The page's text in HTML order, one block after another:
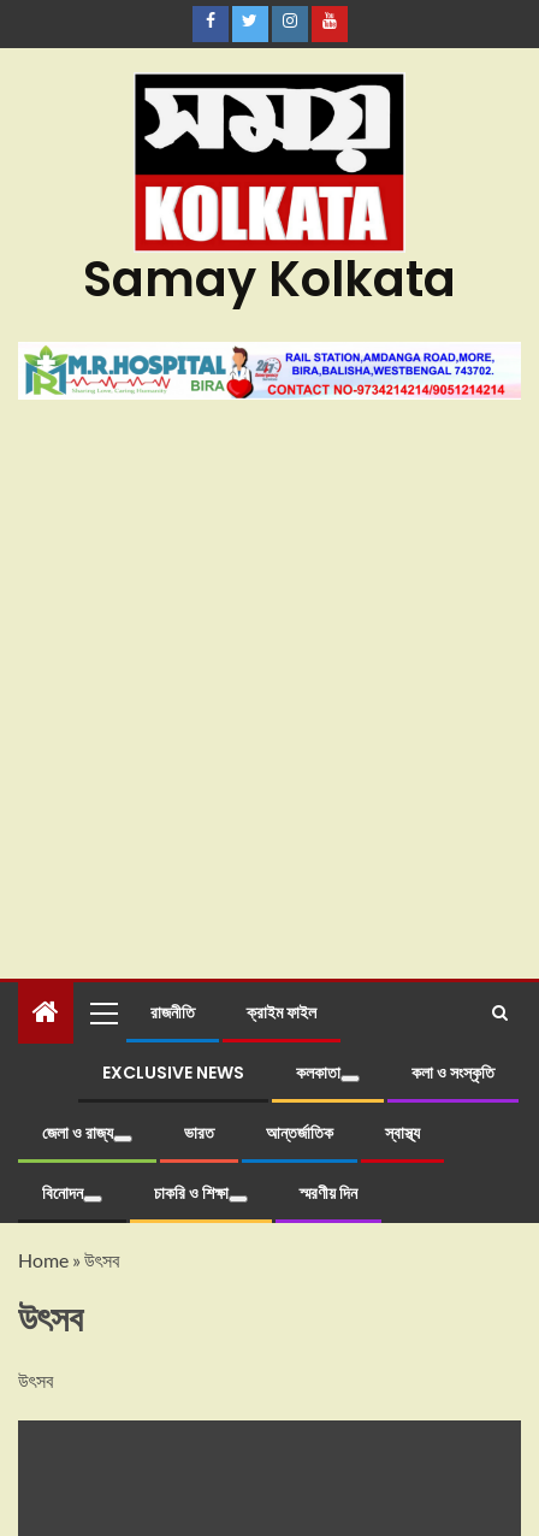
Samay Kolkata
রাজনীতি ক্রাইম ফাইল
EXCLUSIVE NEWS কলকাতা কলা ও সংস্কৃতি
জেলা ও রাজ্য ভারত আন্তর্জাতিক স্বাস্থ্য
বিনোদন চাকরি ও শিক্ষা স্মরণীয় দিন
Home » উৎসব
উৎসব
উৎসব